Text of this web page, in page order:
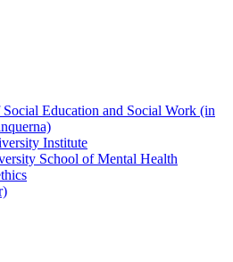
Social Education and Social Work (in
Institute
School of Mental Health